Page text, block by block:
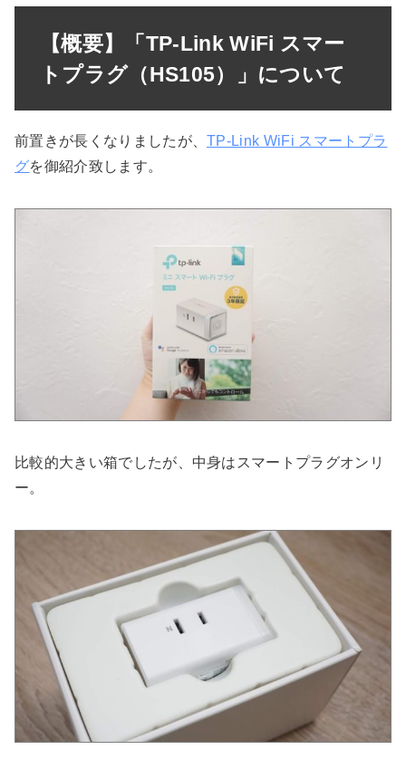
【概要】「TP-Link WiFi スマー
トプラグ（HS105）」について
前置きが長くなりましたが、TP-Link WiFi スマートプラ
グを御紹介致します。
比較的大きい箱でしたが、中身はスマートプラグオンリ
ー。